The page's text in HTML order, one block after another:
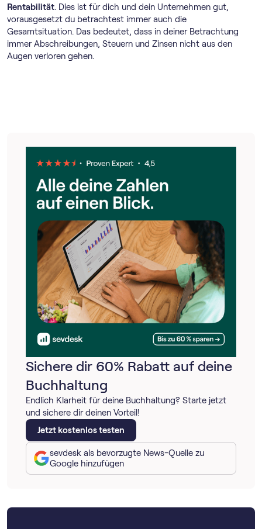
Sichere dir 60% Rabatt auf deine
Buchhaltung
Endlich Klarheit für deine Buchhaltung? Starte jetzt
und sichere dir deinen Vorteil!
Jetzt kostenlos testen
sevdesk als bevorzugte News-Quelle zu
Google hinzufügen
Rentabilität. Dies ist für dich und dein Unternehmen gut,
vorausgesetzt du betrachtest immer auch die
Gesamtsituation. Das bedeutet, dass in deiner Betrachtung
immer Abschreibungen, Steuern und Zinsen nicht aus den
Augen verloren gehen.